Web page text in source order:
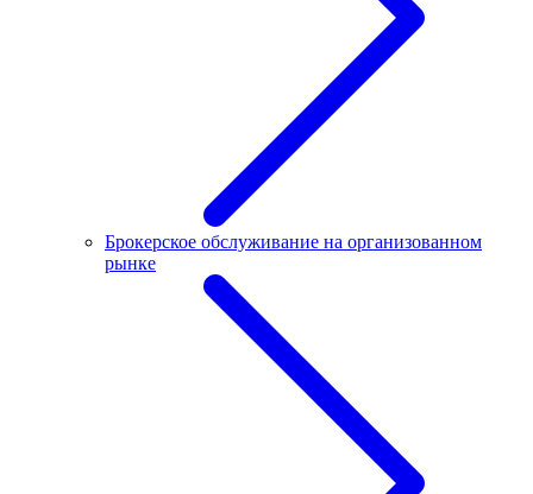
Брокерское обслуживание на организованном
рынке